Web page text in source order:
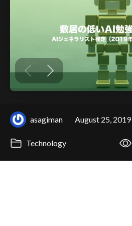
asagiman August 25, 2019
Technology